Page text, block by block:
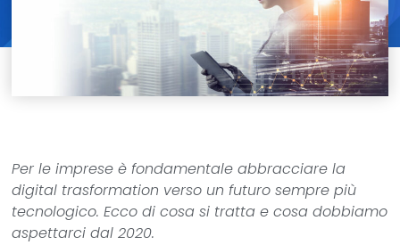
Per le imprese è fondamentale abbracciare la
digital trasformation verso un futuro sempre più
tecnologico. Ecco di cosa si tratta e cosa dobbiamo
aspettarci dal 2020.